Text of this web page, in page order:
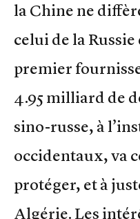
la Chine ne
celui de la Russie
premier
4.95 milliard de
sino-russe, à
occidentaux, va
protéger, et à
Algérie. Les